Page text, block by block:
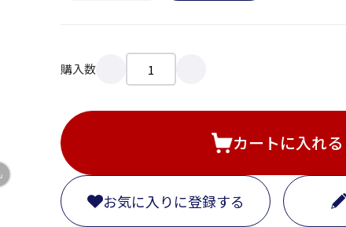
購入数
カートに入れる
お気に入りに登録する